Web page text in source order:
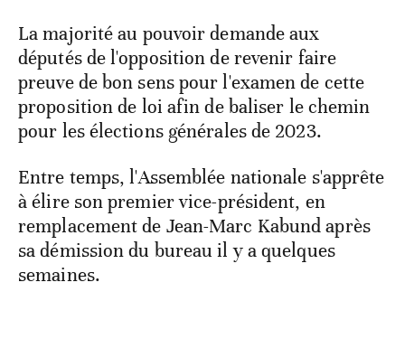
La majorité au pouvoir demande aux
députés de l'opposition de revenir faire
preuve de bon sens pour l'examen de cette
proposition de loi afin de baliser le chemin
pour les élections générales de 2023.
Entre temps, l'Assemblée nationale s'apprête
à élire son premier vice-président, en
remplacement de Jean-Marc Kabund après
sa démission du bureau il y a quelques
semaines.